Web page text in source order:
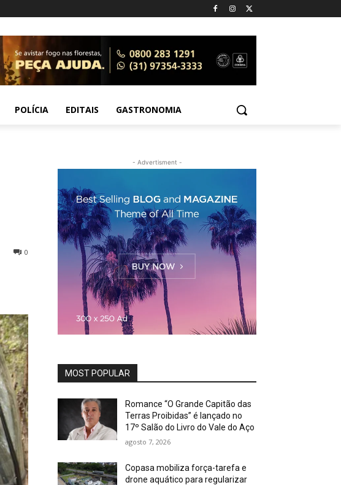
POLÍCIA EDITAIS GASTRONOMIA
0
- Advertisment -
MOST POPULAR
Romance “O Grande Capitão das
Terras Proibidas” é lançado no
17º Salão do Livro do Vale do Aço
agosto 7, 2026
Copasa mobiliza força-tarefa e
drone aquático para regularizar